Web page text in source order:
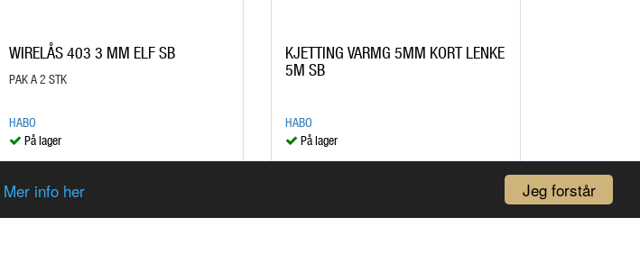
Jeg forstår
Mer info her
WIRELÅS 403 3 MM ELF SB
PAK A 2 STK
HABO
På lager
kr 22,90
KJETTING VARMG 5MM KORT LENKE
5M SB
HABO
På lager
kr 499,00